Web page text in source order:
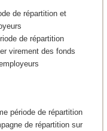
de répartition et
de répartition
virement des fonds
période de répartition
de répartition sur